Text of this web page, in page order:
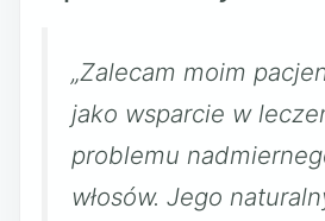
„Zalecam moim
jako wsparcie w
problemu
włosów. Jego